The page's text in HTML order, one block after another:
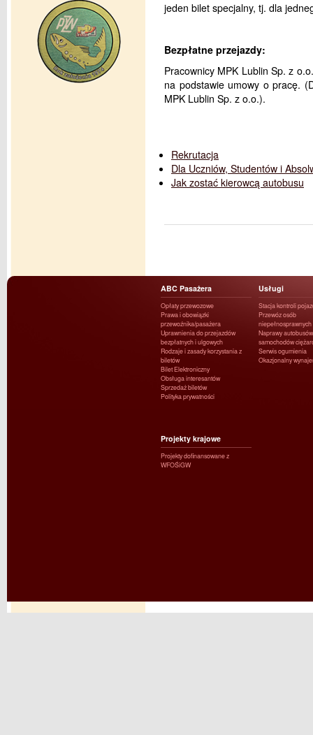
jeden bilet specjalny, tj. dla
Bezpłatne przejazdy:
Pracownicy MPK Lublin Sp. z
na podstawie umowy o pracę.
MPK Lublin Sp. z o.o.).
Rekrutacja
Dla Uczniów, Studentów i
Jak zostać kierowcą autobusu
ABC Pasażera
Opłaty przewozowe
Prawa i obowiązki
przewoźnika/pasażera
Uprawnienia do przejazdów
bezpłatnych i ulgowych
Rodzaje i zasady korzystania z
biletów
Bilet Elektroniczny
Obsługa interesantów
Sprzedaż biletów
Polityka prywatności
Usługi
Stacja kontroli
Przewóz osób
niepełnosprawnych
Naprawy
samochodów
Serwis ogumienia
Okazjonalny
Projekty krajowe
Projekty dofinansowane z
WFOŚiGW